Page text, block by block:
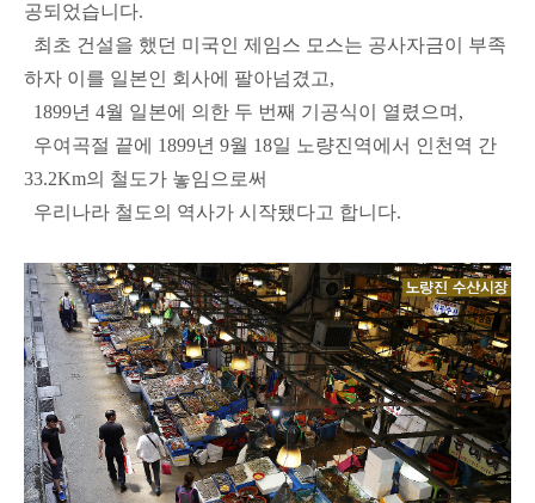
공되었습니다.
최초 건설을 했던 미국인 제임스 모스는 공사자금이 부족
하자 이를 일본인 회사에 팔아넘겼고,
1899년 4월 일본에 의한 두 번째 기공식이 열렸으며,
우여곡절 끝에 1899년 9월 18일 노량진역에서 인천역 간
33.2Km의 철도가 놓임으로써
우리나라 철도의 역사가 시작됐다고 합니다.